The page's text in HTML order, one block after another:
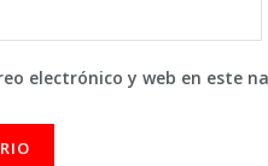
electrónico y web en este